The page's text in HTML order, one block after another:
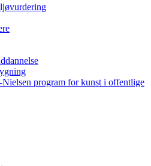
program for kunst i offentlige